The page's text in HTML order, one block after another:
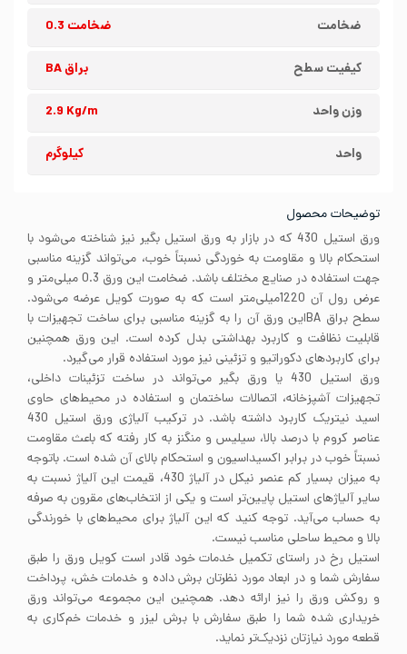
ضخامت ضخامت 0.3
کیفیت سطح براق BA
وزن واحد 2.9 Kg/m
واحد کیلوگرم
توضیحات محصول
ورق استیل 430 که در بازار به ورق استیل بگیر نیز شناخته می‌شود با
استحکام بالا و مقاومت به خوردگی نسبتاً خوب، می‌تواند گزینه مناسبی
جهت استفاده در صنایع مختلف باشد. ضخامت این ورق 0.3 میلی‌متر و
عرض رول آن 1220میلی‌متر است که به صورت کویل عرضه می‌شود.
سطح براق BAاین ورق آن را به گزینه مناسبی برای ساخت تجهیزات با
قابلیت نظافت و کاربرد بهداشتی بدل کرده است. این ورق همچنین
برای کاربردهای دکوراتیو و تزئینی نیز مورد استفاده قرار می‌گیرد.
ورق استیل 430 یا ورق بگیر می‌تواند در ساخت تزئینات داخلی،
تجهیزات آشپزخانه، اتصالات ساختمان و استفاده در محیط‌های حاوی
اسید نیتریک کاربرد داشته باشد. در ترکیب آلیاژی ورق استیل 430
عناصر کروم با درصد بالا، سیلیس و منگنز به کار رفته که باعث مقاومت
نسبتاً خوب در برابر اکسیداسیون و استحکام بالای آن شده است. باتوجه
به میزان بسیار کم عنصر نیکل در آلیاژ 430، قیمت این آلیاژ نسبت به
سایر آلیاژهای استیل پایین‌تر است و یکی از انتخاب‌های مقرون به صرفه
به حساب می‌آید. توجه کنید که این آلیاژ برای محیط‌های با خورندگی
بالا و محیط ساحلی مناسب نیست.
استیل رخ در راستای تکمیل خدمات خود قادر است کویل ورق را طبق
سفارش شما و در ابعاد مورد نظرتان برش داده و خدمات خش، پرداخت
و روکش ورق را نیز ارائه دهد. همچنین این مجموعه می‌تواند ورق
خریداری شده شما را طبق سفارش با برش لیزر و خدمات خم‌کاری به
قطعه مورد نیازتان نزدیک‌تر نماید.